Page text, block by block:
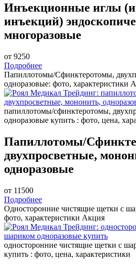
Инъекционные иглы
инъекций)
многоразовые
от 9250
Подробнее
Папиллотомы/Сфинктеротомы,
одноразовые: фото, характеристики
папиллотомы/сфинктеротомы,
одноразовые купить : фото, цена,
Папиллотомы/
двухпросветные,
одноразовые
от 11500
Подробнее
Односторонние чистящие щетки с
фото, характеристики Акция
односторонние чистящие щетки с
купить : фото, цена, характеристики